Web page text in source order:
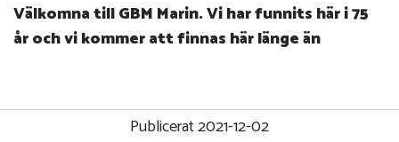
Välkomna till GBM Marin. Vi har funnits här i 75
år och vi kommer att finnas här länge än
Publicerat 2021-12-02